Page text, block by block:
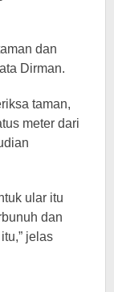
dan
Dirman.
taman,
meter dari
ular itu
dan
jelas